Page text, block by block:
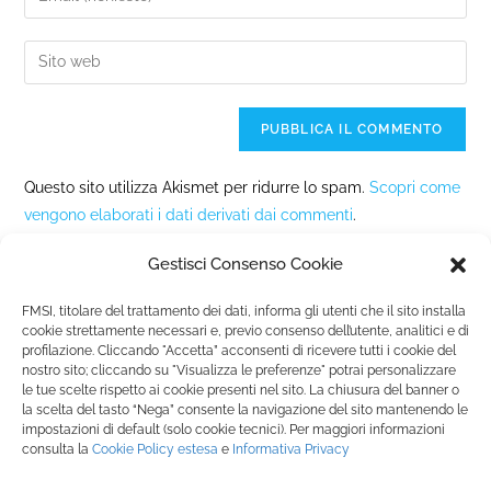
Gestisci Consenso Cookie
FMSI, titolare del trattamento dei dati, informa gli utenti che il sito installa
cookie strettamente necessari e, previo consenso dell’utente, analitici e di
profilazione. Cliccando "Accetta” acconsenti di ricevere tutti i cookie del
nostro sito; cliccando su "Visualizza le preferenze" potrai personalizzare
le tue scelte rispetto ai cookie presenti nel sito. La chiusura del banner o
la scelta del tasto “Nega” consente la navigazione del sito mantenendo le
impostazioni di default (solo cookie tecnici). Per maggiori informazioni
consulta la Cookie Policy estesa e Informativa Privacy
Questo sito utilizza Akismet per ridurre lo spam.Scopri come
vengono elaborati i dati derivati dai commenti.
Fondazione Marista per la Solidarietà Internazionale ETS
P.le M. Champagnat, 2 00144 Roma, Italia
Tel.: +39 06 54 5171 | Fax: +39 06 54 517 500